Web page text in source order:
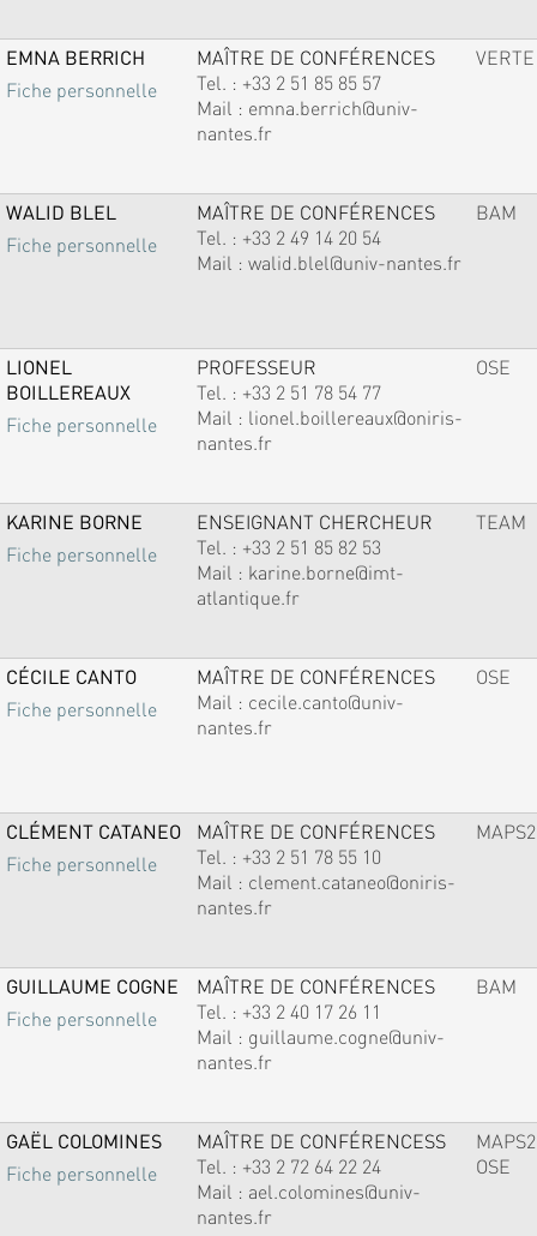
EMNA BERRICH
Fiche personnelle
MAÎTRE DE CONFÉRENCES
Tel. : +33 2 51 85 85 57
Mail : emna.berrich@univ-
nantes.fr
VERTE
WALID BLEL
Fiche personnelle
MAÎTRE DE CONFÉRENCES
Tel. : +33 2 49 14 20 54
Mail : walid.blel@univ-nantes.fr
BAM
LIONEL
BOILLEREAUX
Fiche personnelle
PROFESSEUR
Tel. : +33 2 51 78 54 77
Mail : lionel.boillereaux@oniris-
nantes.fr
OSE
KARINE BORNE
Fiche personnelle
ENSEIGNANT CHERCHEUR
Tel. : +33 2 51 85 82 53
Mail : karine.borne@imt-
atlantique.fr
TEAM
CÉCILE CANTO
Fiche personnelle
MAÎTRE DE CONFÉRENCES
Mail : cecile.canto@univ-
nantes.fr
OSE
CLÉMENT CATANEO
Fiche personnelle
MAÎTRE DE CONFÉRENCES
Tel. : +33 2 51 78 55 10
Mail : clement.cataneo@oniris-
nantes.fr
MAPS2
GUILLAUME COGNE
Fiche personnelle
MAÎTRE DE CONFÉRENCES
Tel. : +33 2 40 17 26 11
Mail : guillaume.cogne@univ-
nantes.fr
BAM
GAËL COLOMINES
Fiche personnelle
MAÎTRE DE CONFÉRENCESS
Tel. : +33 2 72 64 22 24
Mail : ael.colomines@univ-
nantes.fr
MAPS2
OSE